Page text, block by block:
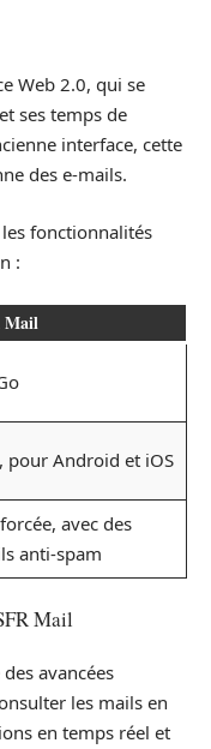
Web 2.0, qui se
ses temps de
interface, cette
des e-mails.
fonctionnalités
:
Mail
pour Android et iOS
avec des
anti-spam
Mail
avancées
les mails en
en temps réel et